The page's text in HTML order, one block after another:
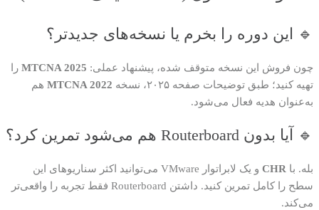
🔹 این دوره را بخرم یا نسخه‌های جدیدتر؟
چون فروش این نسخه متوقف شده، پیشنهاد عملی: MTCNA 2025 را
تهیه کنید؛ طبق توضیحات صفحه ۲۰۲۵، نسخه
MTCNA 2022 هم
به‌عنوان هدیه فعال می‌شود.
🔹 آیا بدون Routerboard هم می‌شود تمرین کرد؟
بله. با CHR
و یک لابراتوار VMware می‌توانید اکثر سناریوهای این
سطح را کامل تمرین کنید. داشتن Routerboard فقط تجربه را واقعی‌تر
می‌کند.